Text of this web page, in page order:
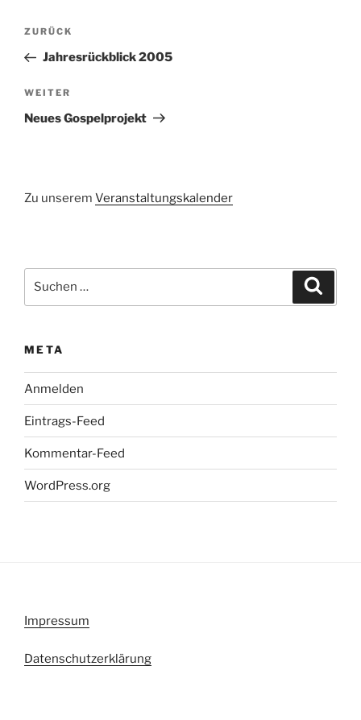
Beitragsnavigation
Vorheriger
Beitrag
ZURÜCK
Jahresrückblick 2005
Nächster
Beitrag
WEITER
Neues Gospelprojekt
Zu unserem Veranstaltungskalender
nach:
META
Anmelden
Eintrags-Feed
Kommentar-Feed
WordPress.org
Impressum
Datenschutzerklärung